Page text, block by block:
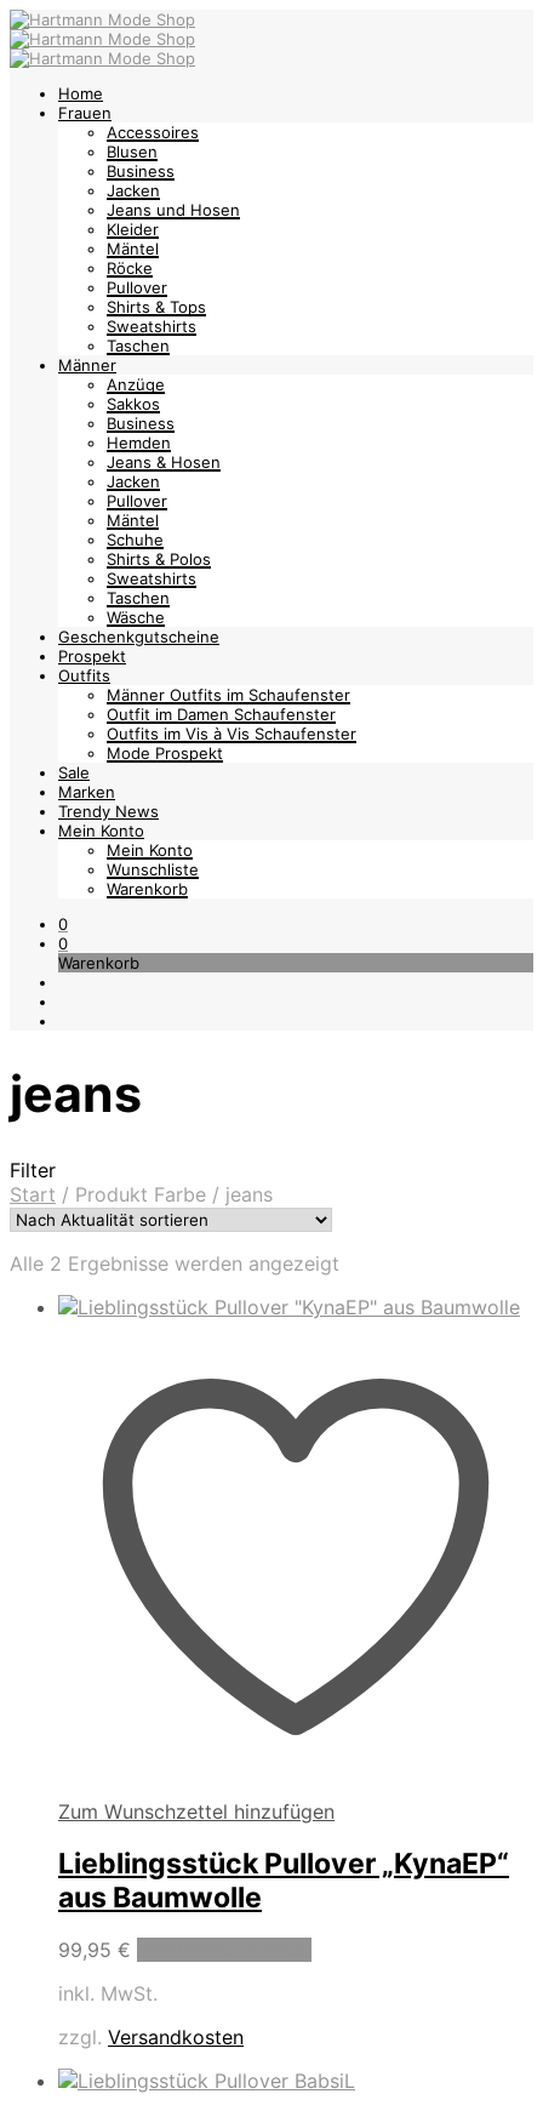
Home
Frauen
Accessoires
Blusen
Business
Jacken
Jeans und Hosen
Kleider
Mäntel
Röcke
Pullover
Shirts & Tops
Sweatshirts
Taschen
Männer
Anzüge
Sakkos
Business
Hemden
Jeans & Hosen
Jacken
Pullover
Mäntel
Schuhe
Shirts & Polos
Sweatshirts
Taschen
Wäsche
Geschenkgutscheine
Prospekt
Outfits
Männer Outfits im Schaufenster
Outfit im Damen Schaufenster
Outfits im Vis à Vis Schaufenster
Mode Prospekt
Sale
Marken
Trendy News
Mein Konto
Mein Konto
Wunschliste
Warenkorb
0
0
Warenkorb
jeans
Filter
Start / Produkt Farbe / jeans
Alle 2 Ergebnisse werden angezeigt
sortiert
Zum Wunschzettel hinzufügen
Lieblingsstück Pullover „KynaEP“
aus Baumwolle
99,95 €
auf.
Die
inkl. MwSt.
zzgl. Versandkosten